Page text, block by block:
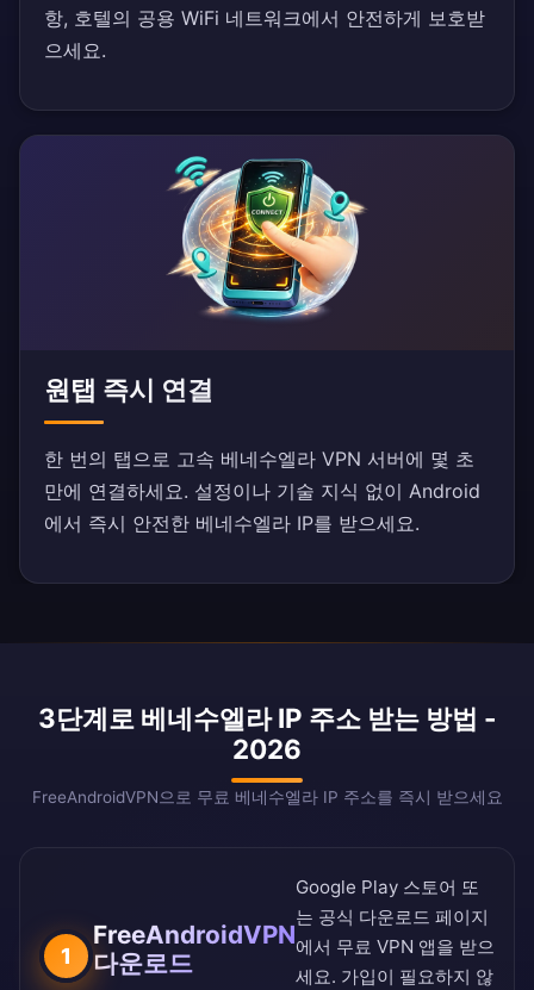
항, 호텔의 공용 WiFi 네트워크에서 안전하게 보호받
으세요.
원탭 즉시 연결
한 번의 탭으로 고속 베네수엘라 VPN 서버에 몇 초
만에 연결하세요. 설정이나 기술 지식 없이 Android
에서 즉시 안전한 베네수엘라 IP를 받으세요.
3단계로 베네수엘라 IP 주소 받는 방법 -
2026
FreeAndroidVPN으로 무료 베네수엘라 IP 주소를 즉시 받으세요
1
FreeAndroidVPN
다운로드
Google Play 스토어 또
는 공식 다운로드 페이지
에서 무료 VPN 앱을 받으
세요. 가입이 필요하지 않